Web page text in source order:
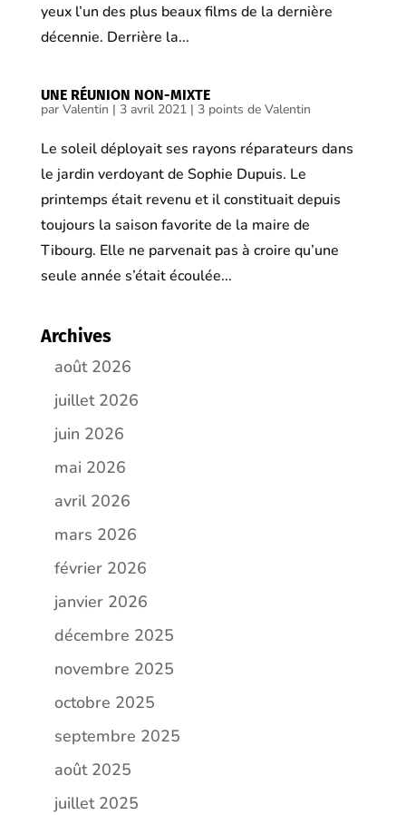
yeux l’un des plus beaux films de la dernière
décennie. Derrière la...
UNE RÉUNION NON-MIXTE
par Valentin | 3 avril 2021| 3 points de Valentin
Le soleil déployait ses rayons réparateurs dans
le jardin verdoyant de Sophie Dupuis. Le
printemps était revenu et il constituait depuis
toujours la saison favorite de la maire de
Tibourg. Elle ne parvenait pas à croire qu’une
seule année s’était écoulée...
Archives
août 2026
juillet 2026
juin 2026
mai 2026
avril 2026
mars 2026
février 2026
janvier 2026
décembre 2025
novembre 2025
octobre 2025
septembre 2025
août 2025
juillet 2025